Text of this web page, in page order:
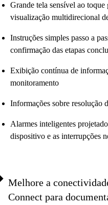
Grande tela sensível ao
visualização multidirecional
Instruções simples passo a
confirmação das etapas
Exibição contínua de
monitoramento
Informações sobre resolução
Alarmes inteligentes
dispositivo e as interrupções
Melhore a
Connect para